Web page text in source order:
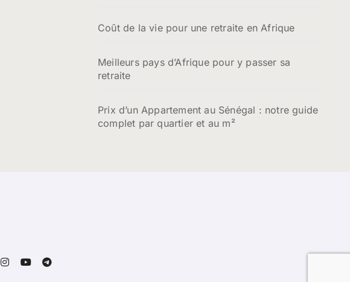
Coût de la vie pour une retraite en Afrique
Meilleurs pays d’Afrique pour y passer sa
retraite
Prix d’un Appartement au Sénégal : notre guide
complet par quartier et au m²